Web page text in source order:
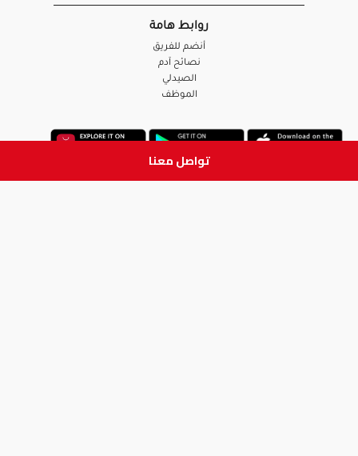
تواصل معنا
روابط هامة
أنضم للفريق
نصائح آدم
الصيدلي
الموظف